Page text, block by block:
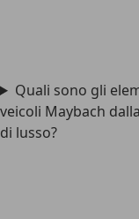
Quali sono gli
veicoli Maybach
di lusso?